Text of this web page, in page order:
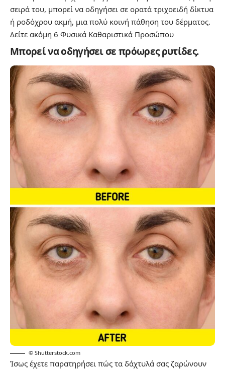
σειρά του, μπορεί να οδηγήσει σε ορατά τριχοειδή δίκτυα
ή ροδόχρου ακμή, μια πολύ κοινή πάθηση του δέρματος.
Δείτε ακόμη 6 Φυσικά Καθαριστικά Προσώπου
Μπορεί να οδηγήσει σε πρόωρες ρυτίδες.
© Shutterstock.com
Ίσως έχετε παρατηρήσει πώς τα δάχτυλά σας ζαρώνουν